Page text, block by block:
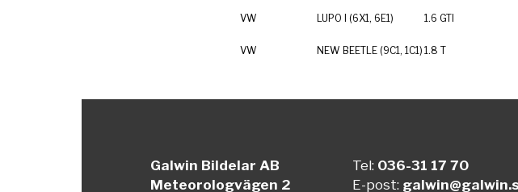
VW LUPO I (6X1, 6E1) 1.6 GTI
VW NEW BEETLE (9C1, 1C1) 1.8 T
Galwin Bildelar AB
Meteorologvägen 2
Tel: 036-31 17 70
E-post: